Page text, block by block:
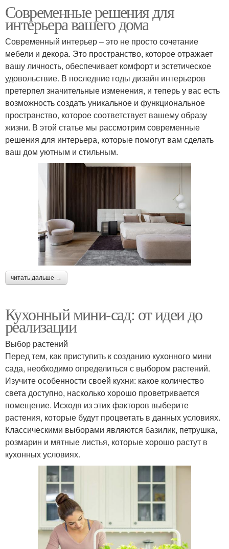
Современные решения для
интерьера вашего дома
Современный интерьер – это не просто сочетание
мебели и декора. Это пространство, которое отражает
вашу личность, обеспечивает комфорт и эстетическое
удовольствие. В последние годы дизайн интерьеров
претерпел значительные изменения, и теперь у вас есть
возможность создать уникальное и функциональное
пространство, которое соответствует вашему образу
жизни. В этой статье мы рассмотрим современные
решения для интерьера, которые помогут вам сделать
ваш дом уютным и стильным.
читать дальше →
Кухонный мини-сад: от идеи до
реализации
Выбор растений
Перед тем, как приступить к созданию кухонного мини
сада, необходимо определиться с выбором растений.
Изучите особенности своей кухни: какое количество
света доступно, насколько хорошо проветривается
помещение. Исходя из этих факторов выберите
растения, которые будут процветать в данных условиях.
Классическими выборами являются базилик, петрушка,
розмарин и мятные листья, которые хорошо растут в
кухонных условиях.